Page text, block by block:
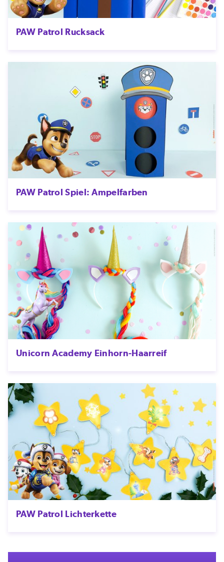
PAW Patrol Rucksack
PAW Patrol Spiel: Ampelfarben
Unicorn Academy Einhorn-Haarreif
PAW Patrol Lichterkette